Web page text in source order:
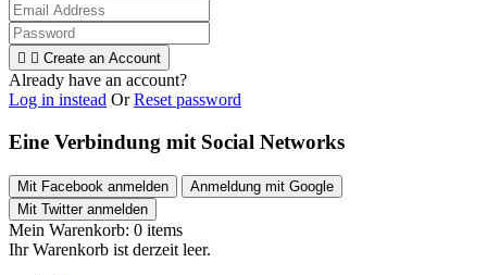
  Create an Account
Already have an account?
Log in instead OrReset password
Eine Verbindung mit Social Networks
Mit Facebook anmelden
Anmeldung mit Google
Mit Twitter anmelden
Mein Warenkorb: 0 items
Ihr Warenkorb ist derzeit leer.